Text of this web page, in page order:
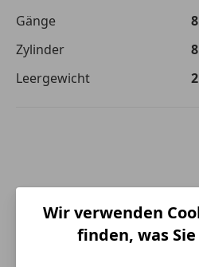
Gänge
8
Zylinder
8
Leergewicht
Wir verwenden
finden, was